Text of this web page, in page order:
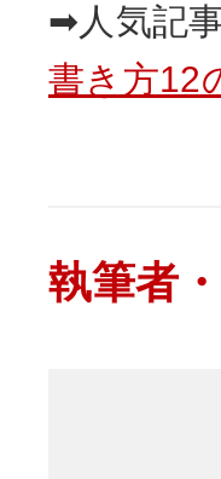
➡人気記事
書き方12
執筆者